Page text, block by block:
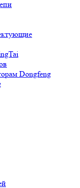
Dongfeng